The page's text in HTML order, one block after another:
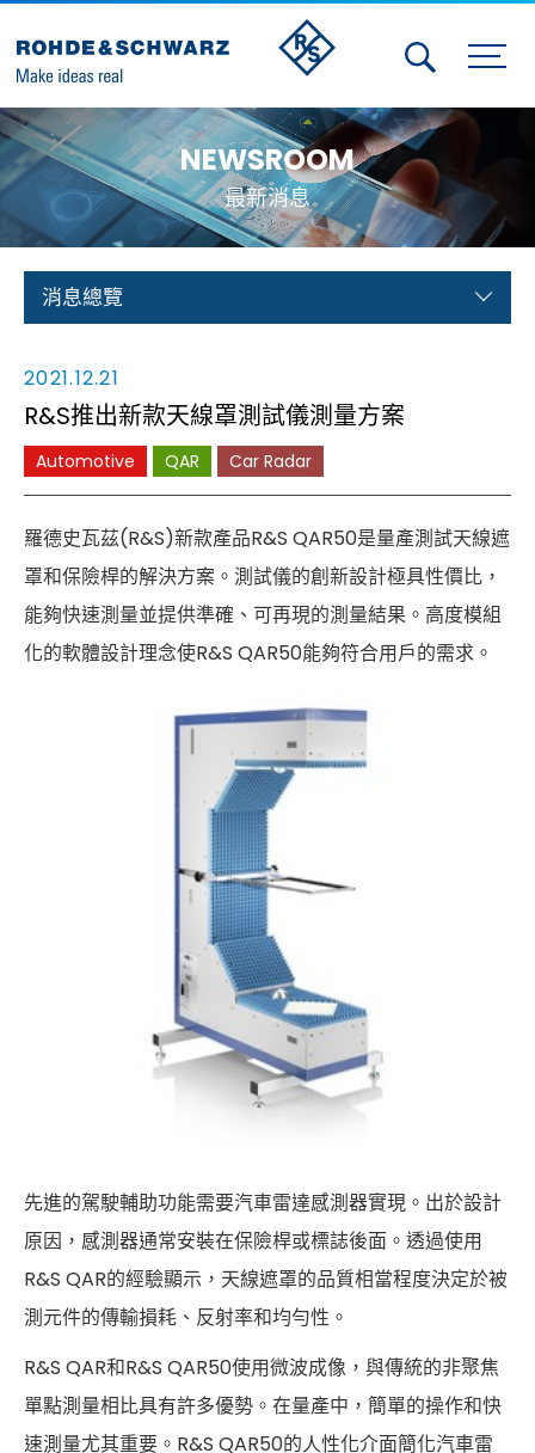
Activities
Contact Us
Member
Calendar
Test and Measurement
Aerospace | Defense | Security
Cybersecurity
NEWSROOM
最新消息
消息總覽
2021.12.21
R&S推出新款天線罩測試儀測量方案
Automotive QAR Car Radar
羅德史瓦茲(R&S)新款產品R&S QAR50是量產測試天線遮
罩和保險桿的解決方案。測試儀的創新設計極具性價比，
能夠快速測量並提供準確、可再現的測量結果。高度模組
化的軟體設計理念使R&S QAR50能夠符合用戶的需求。
先進的駕駛輔助功能需要汽車雷達感測器實現。出於設計
原因，感測器通常安裝在保險桿或標誌後面。透過使用
R&S QAR的經驗顯示，天線遮罩的品質相當程度決定於被
測元件的傳輸損耗、反射率和均勻性。
R&S QAR和R&S QAR50使用微波成像，與傳統的非聚焦
單點測量相比具有許多優勢。在量產中，簡單的操作和快
速測量尤其重要。R&S QAR50的人性化介面簡化汽車雷